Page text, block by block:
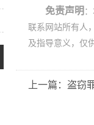
免责声明
联系网站所有人
及指导意义，仅
上一篇：盗窃